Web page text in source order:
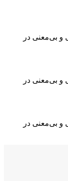
و بی‌معنی در
و بی‌معنی در
و بی‌معنی در